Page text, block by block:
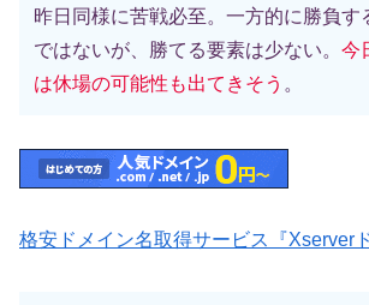
昨日同様に苦戦必至。一方的に勝負す
ではないが、勝てる要素は少ない。 今
は休場の可能性も出てきそう 。
格安ドメイン名取得サービス『Xserver